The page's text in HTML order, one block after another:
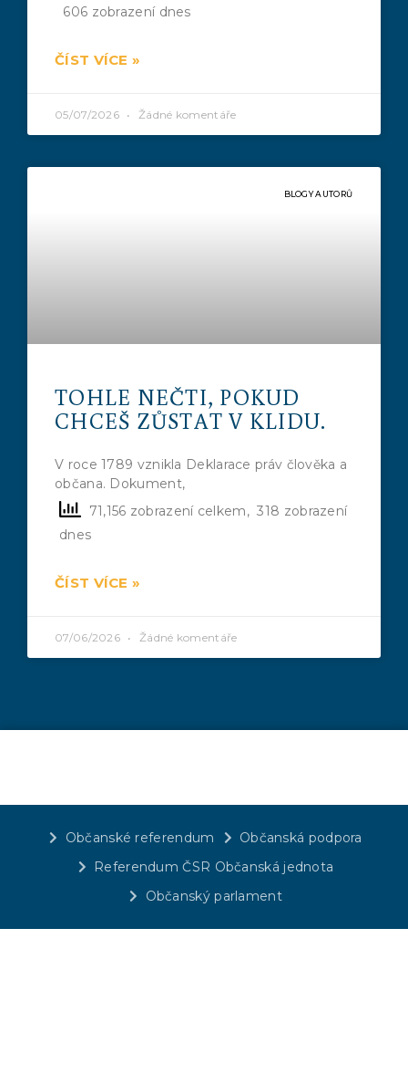
606 zobrazení dnes
ČÍST VÍCE »
05/07/2026 Žádné komentáře
BLOGY AUTORŮ
TOHLE NEČTI, POKUD
CHCEŠ ZŮSTAT V KLIDU.
V roce 1789 vznikla Deklarace práv člověka a
občana. Dokument,
71,156 zobrazení celkem, 318 zobrazení
dnes
ČÍST VÍCE »
07/06/2026 Žádné komentáře
Občanské referendum
Občanská podpora
Referendum ČSR Občanská jednota
Občanský parlament